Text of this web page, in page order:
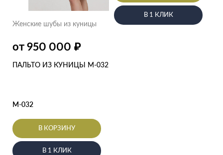
Женские шубы из куницы
от 950 000 ₽
ПАЛЬТО ИЗ КУНИЦЫ М-032
М-032
В КОРЗИНУ
В 1 КЛИК
В 1 КЛИК